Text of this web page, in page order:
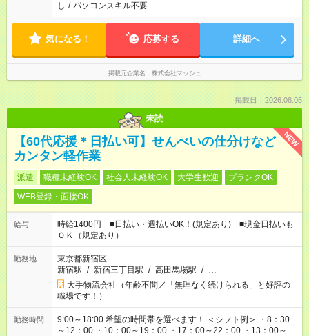
し / パソコンスキル不要
気になる！ 応募する 詳細へ
掲載元企業名 株式会社マッシュ
掲載日：2026.08.05
未読
NEW
【60代応援＊日払い可】せんべいの仕分けなど
カンタン軽作業
派遣 職種未経験OK 社会人未経験OK 大学生歓迎
ブランクOK
WEB登録・面接OK
給与
時給1400円 ■日払い・週払いOK！(規定あり) ■現金日払いも
ＯＫ（規定あり）
勤務地
東京都新宿区
新宿駅 / 新宿三丁目駅 / 高田馬場駅 / …
大手物流会社（年齢不問／「無理なく続けられる」と好評の
職場です！）
勤務時間
9:00～18:00 希望の時間帯を選べます！ ＜シフト例＞ ・8：30
～12：00 ・10：00～19：00 ・17：00～22：00 ・13：00～